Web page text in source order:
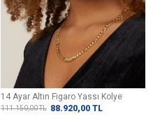
14 Ayar Altın Figaro Yassı Kolye
111.150,00TL 88.920,00 TL